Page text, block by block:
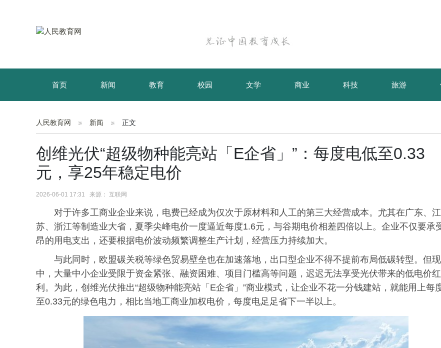
首页 新闻 教育 校园 文学 商业 科技 旅游
育儿 资讯
人民教育网 新闻 正文
创维光伏“超级物种能亮站「E企省」”：每度电低至0.33
元，享25年稳定电价
2026-06-01 17:31 来源： 互联网
对于许多工商业企业来说，电费已经成为仅次于原材料和人工的第三大经营成本。尤其在广东、江
苏、浙江等制造业大省，夏季尖峰电价一度逼近每度1.6元，与谷期电价相差四倍以上。企业不仅要承
昂的用电支出，还要根据电价波动频繁调整生产计划，经营压力持续加大。
与此同时，欧盟碳关税等绿色贸易壁垒也在加速落地，出口型企业不得不提前布局低碳转型。但
中，大量中小企业受限于资金紧张、融资困难、项目门槛高等问题，迟迟无法享受光伏带来的低电价红
利。为此，创维光伏推出“超级物种能亮站「E企省」”商业模式，让企业不花一分钱建站，就能用上每
至0.33元的绿色电力，相比当地工商业加权电价，每度电足足省下一半以上。